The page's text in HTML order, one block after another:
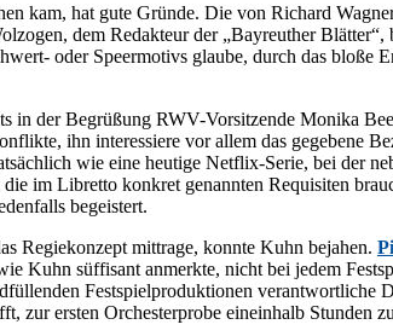
kam, hat gute Grün­de. Die von Ri­chard
dem Re­dak­teur der „Bay­reu­ther
oder Speer­mo­tivs glau­be, durch das
in der Be­grü­ßung RWV-Vor­sit­zen­de Mo­ni­ka
ihn in­ter­es­sie­re vor al­lem das ge­ge­be­ne
wie eine heu­ti­ge Net­flix-Se­rie, bei der
im Li­bret­to kon­kret ge­nann­ten Re­qui­si­ten
begeistert.
Re­gie­kon­zept mit­tra­ge, konn­te Kuhn be­ja­hen.
Kuhn süf­fi­sant an­merk­te, nicht bei je­dem
Fest­spiel­pro­duk­tio­nen ver­ant­wort­li­che
zur ers­ten Or­ches­ter­pro­be ein­ein­halb